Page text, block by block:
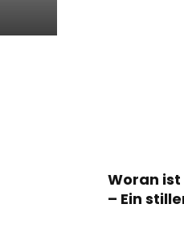
Woran ist
– Ein